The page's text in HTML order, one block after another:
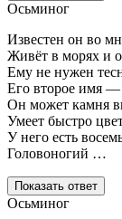
Осьминог
Известен он во
Живёт в морях и
Ему не нужен
Его второе имя —
Он может камня
Умеет быстро
У него есть
Головоногий …
Показать ответ
Осьминог